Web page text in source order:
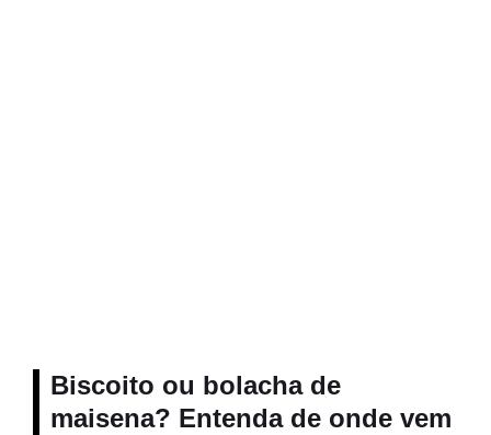
Biscoito ou bolacha de
maisena? Entenda de onde vem